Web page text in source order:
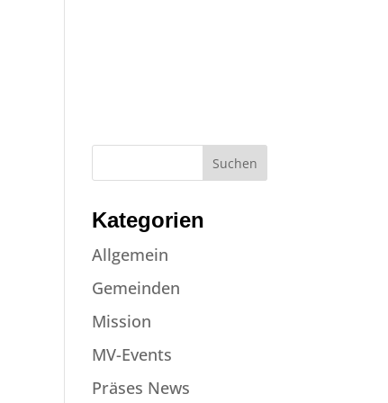
Kategorien
Allgemein
Gemeinden
Mission
MV-Events
Präses News